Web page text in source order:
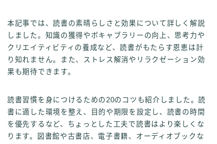
本記事では、読書の素晴らしさと効果について詳しく解説
しました。知識の獲得やボキャブラリーの向上、思考力や
クリエイティビティの養成など、読書がもたらす恩恵は計
り知れません。また、ストレス解消やリラクゼーション効
果も期待できます。
読書習慣を身につけるための20のコツも紹介しました。読
書に適した環境を整え、目的や期限を設定し、読書の時間
を優先するなど、ちょっとした工夫で読書はより楽しくな
ります。図書館や古書店、電子書籍、オーディオブックな